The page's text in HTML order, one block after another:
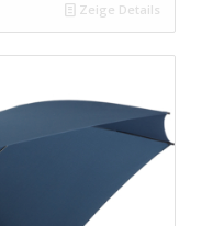
Zeige Details